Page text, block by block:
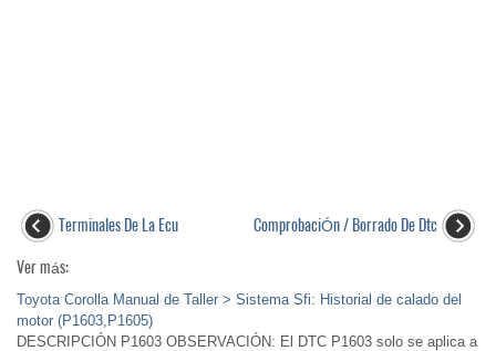
Terminales De La Ecu
ComprobaciÓn / Borrado De Dtc
Ver más:
Toyota Corolla Manual de Taller > Sistema Sfi: Historial de calado del
motor (P1603,P1605)
DESCRIPCIÓN P1603 OBSERVACIÓN: El DTC P1603 solo se aplica a